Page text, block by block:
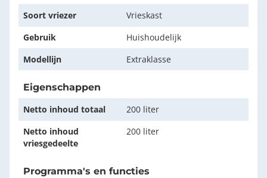
Soort vriezer
Vrieskast
Gebruik
Huishoudelijk
Modellijn
Extraklasse
Eigenschappen
Netto inhoud totaal
200 liter
Netto inhoud
vriesgedeelte
200 liter
Programma's en functies